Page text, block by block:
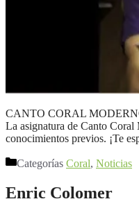
CANTO CORAL
La asignatura de Canto
conocimientos previos. ¡Te
Categorías Coral, Noticias
Enric Colomer